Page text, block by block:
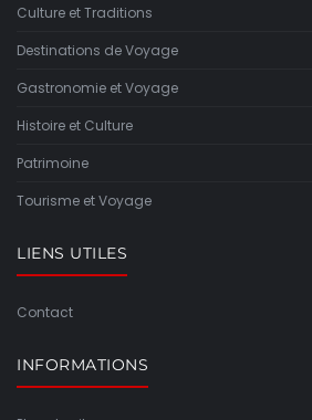
Culture et Traditions
Destinations de Voyage
Gastronomie et Voyage
Histoire et Culture
Patrimoine
Tourisme et Voyage
LIENS UTILES
Contact
INFORMATIONS